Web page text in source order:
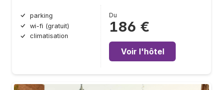
parking
wi-fi (gratuit)
climatisation
Du
186 €
Voir l'hôtel